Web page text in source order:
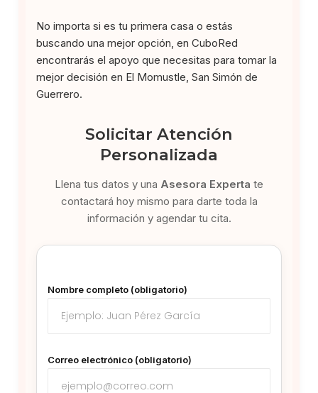
No importa si es tu primera casa o estás
buscando una mejor opción, en CuboRed
encontrarás el apoyo que necesitas para tomar la
mejor decisión en El Momustle, San Simón de
Guerrero.
Solicitar Atención
Personalizada
Llena tus datos y una Asesora Experta te
contactará hoy mismo para darte toda la
información y agendar tu cita.
Nombre completo (obligatorio)
Correo electrónico (obligatorio)